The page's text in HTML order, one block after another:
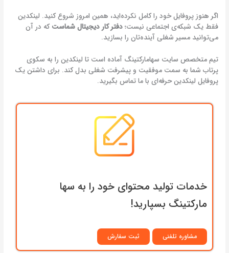
اگر هنوز پروفایل خود را کامل نکرده‌اید، همین امروز شروع کنید. لینکدین
فقط یک شبکه‌ی اجتماعی نیست؛دفتر کار دیجیتال شماست که در آن
می‌توانید مسیر شغلی آینده‌تان را بسازید.
تیم متخصص سایت سها‌‌مارکتینگ آماده است تا لینکدین را به سکوی
پرتاب شما به سمت موفقیت و پیشرفت شغلی بدل کند. برای داشتن یک
پروفایل لینکدین حرفه‌ای با ما تماس بگیرید.
خدمات تولید محتوای خود را به سها
مارکتینگ بسپارید!
مشاوره تلفنی ثبت سفارش